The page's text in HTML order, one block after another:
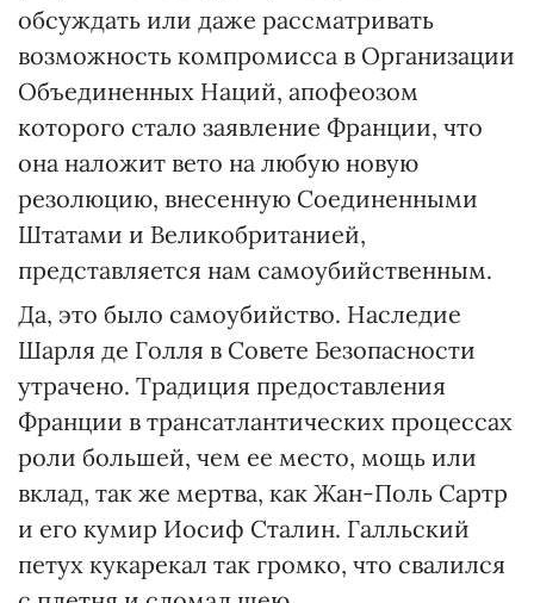
обсуждать или даже рассматривать
возможность компромисса в Организации
Объединенных Наций, апофеозом
которого стало заявление Франции, что
она наложит вето на любую новую
резолюцию, внесенную Соединенными
Штатами и Великобританией,
представляется нам самоубийственным.
Да, это было самоубийство. Наследие
Шарля де Голля в Совете Безопасности
утрачено. Традиция предоставления
Франции в трансатлантических процессах
роли большей, чем ее место, мощь или
вклад, так же мертва, как Жан-Поль Сартр
и его кумир Иосиф Сталин. Галльский
петух кукарекал так громко, что свалился